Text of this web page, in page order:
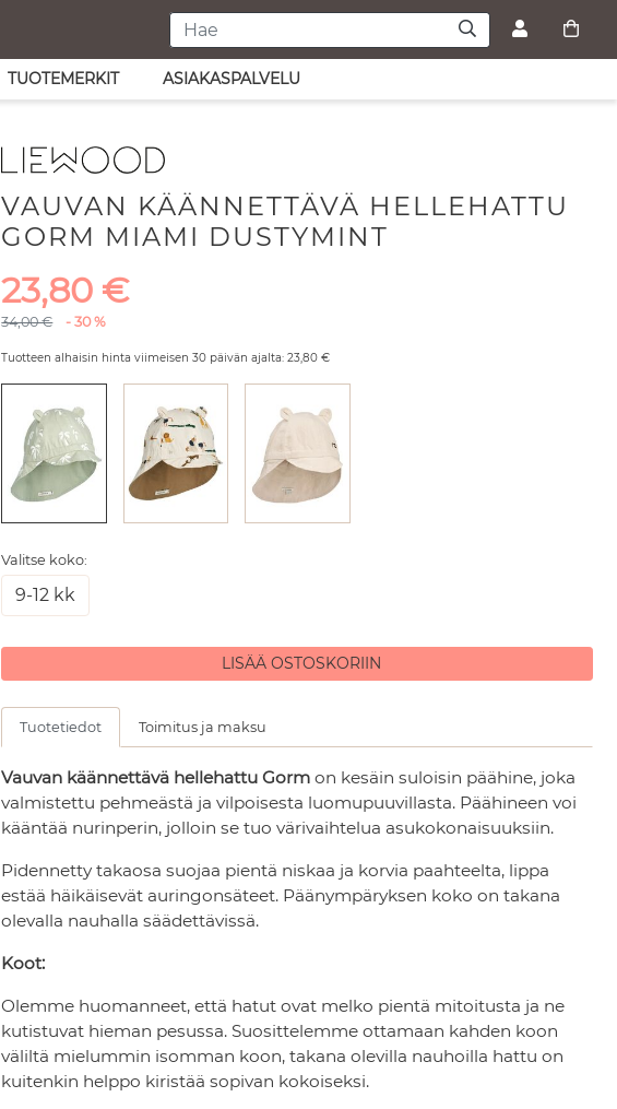
TUOTEMERKIT ASIAKASPALVELU
VAUVAN KÄÄNNETTÄVÄ HELLEHATTU
GORM MIAMI DUSTYMINT
Alkuperäinen hinta
23,80 €
Alkuperäinen hinta
34,00 € - 30 %
Tuotteen alhaisin hinta viimeisen 30 päivän ajalta:23,80 €
Valitse koko:
9-12 kk
LISÄÄ OSTOSKORIIN
Tuotetiedot Toimitus ja maksu
Vauvan käännettävä hellehattu Gormon kesäin suloisin päähine, joka
valmistettu pehmeästä ja vilpoisesta luomupuuvillasta. Päähineen voi
kääntää nurinperin, jolloin se tuo värivaihtelua asukokonaisuuksiin.
Pidennetty takaosa suojaa pientä niskaa ja korvia paahteelta, lippa
estää häikäisevät auringonsäteet. Päänympäryksen koko on takana
olevalla nauhalla säädettävissä.
Koot:
Olemme huomanneet, että hatut ovat melko pientä mitoitusta ja ne
kutistuvat hieman pesussa. Suosittelemme ottamaan kahden koon
väliltä mielummin isomman koon, takana olevilla nauhoilla hattu on
kuitenkin helppo kiristää sopivan kokoiseksi.